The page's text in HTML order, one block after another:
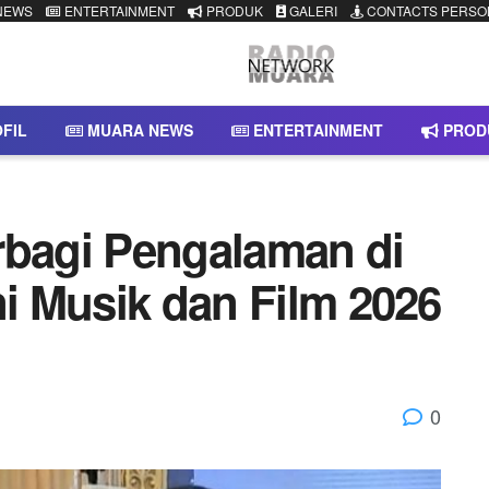
ENTERTAINMENT PRODUK GALERI CONTACTS
MUARA NEWS ENTERTAINMENT
Pengalaman di
Musik dan Film 2026
0